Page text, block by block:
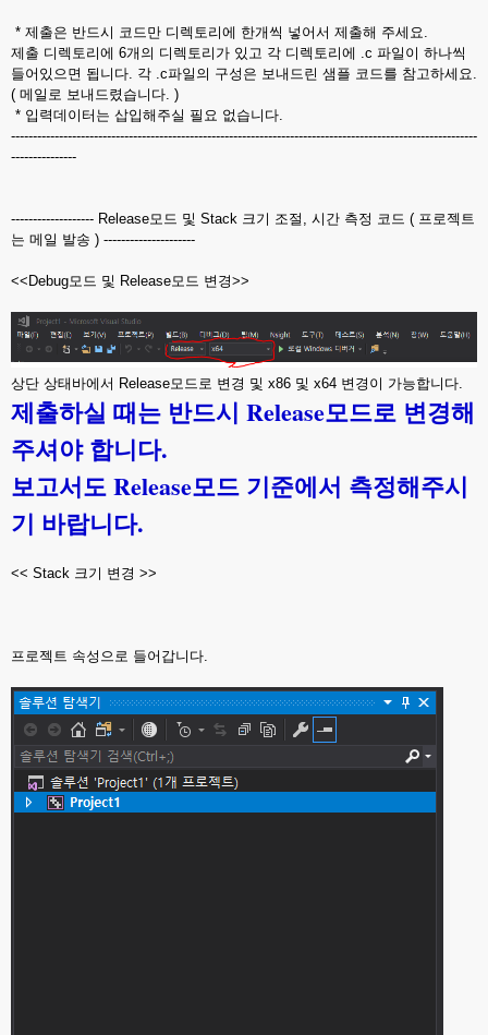
* 제출은 반드시 코드만 디렉토리에 한개씩 넣어서 제출해 주세요.
제출 디렉토리에 6개의 디렉토리가 있고 각 디렉토리에 .c 파일이 하나씩
들어있으면 됩니다. 각 .c파일의 구성은 보내드린 샘플 코드를 참고하세요.
( 메일로 보내드렸습니다. )
* 입력데이터는 삽입해주실 필요 없습니다.
-----------------------------------------------------------------------------------------------------------
---------------
------------------- Release모드 및 Stack 크기 조절, 시간 측정 코드 ( 프로젝트
는 메일 발송 ) ---------------------
<<Debug모드 및 Release모드 변경>>
상단 상태바에서 Release모드로 변경 및 x86 및 x64 변경이 가능합니다.
제출하실 때는 반드시 Release모드로 변경해
주셔야 합니다.
보고서도 Release모드 기준에서 측정해주시
기 바랍니다.
<< Stack 크기 변경 >>
프로젝트 속성으로 들어갑니다.